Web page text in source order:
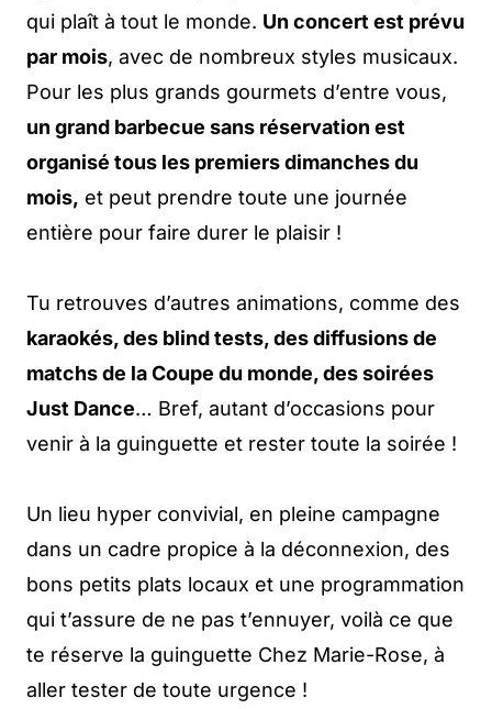
qui plaît à tout le monde. Un concert est prévu
par mois, avec de nombreux styles musicaux.
Pour les plus grands gourmets d’entre vous,
un grand barbecue sans réservation est
organisé tous les premiers dimanches du
mois, et peut prendre toute une journée
entière pour faire durer le plaisir !
Tu retrouves d’autres animations, comme des
karaokés, des blind tests, des diffusions de
matchs de la Coupe du monde, des soirées
Just Dance… Bref, autant d’occasions pour
venir à la guinguette et rester toute la soirée !
Un lieu hyper convivial, en pleine campagne
dans un cadre propice à la déconnexion, des
bons petits plats locaux et une programmation
qui t’assure de ne pas t’ennuyer, voilà ce que
te réserve la guinguette Chez Marie-Rose, à
aller tester de toute urgence !